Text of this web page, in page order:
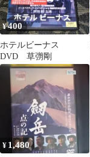
¥400
ホテルビーナス
DVD 草彅剛
¥ 1,480